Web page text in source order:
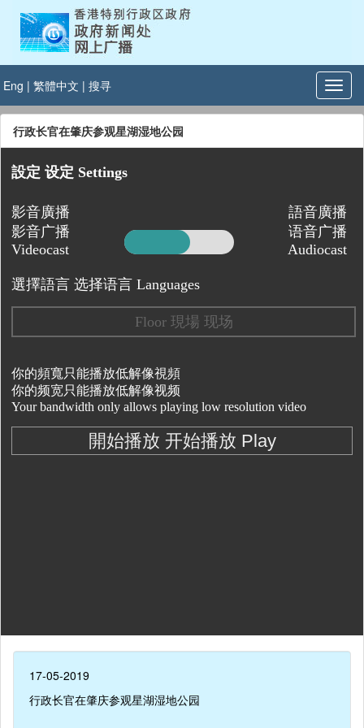
Eng | 繁體中文 | 搜寻
行政长官在肇庆参观星湖湿地公园
17-05-2019
行政长官在肇庆参观星湖湿地公园